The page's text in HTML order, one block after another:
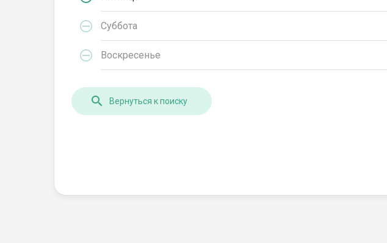
Суббота
Воскресенье
Вернуться к поиску